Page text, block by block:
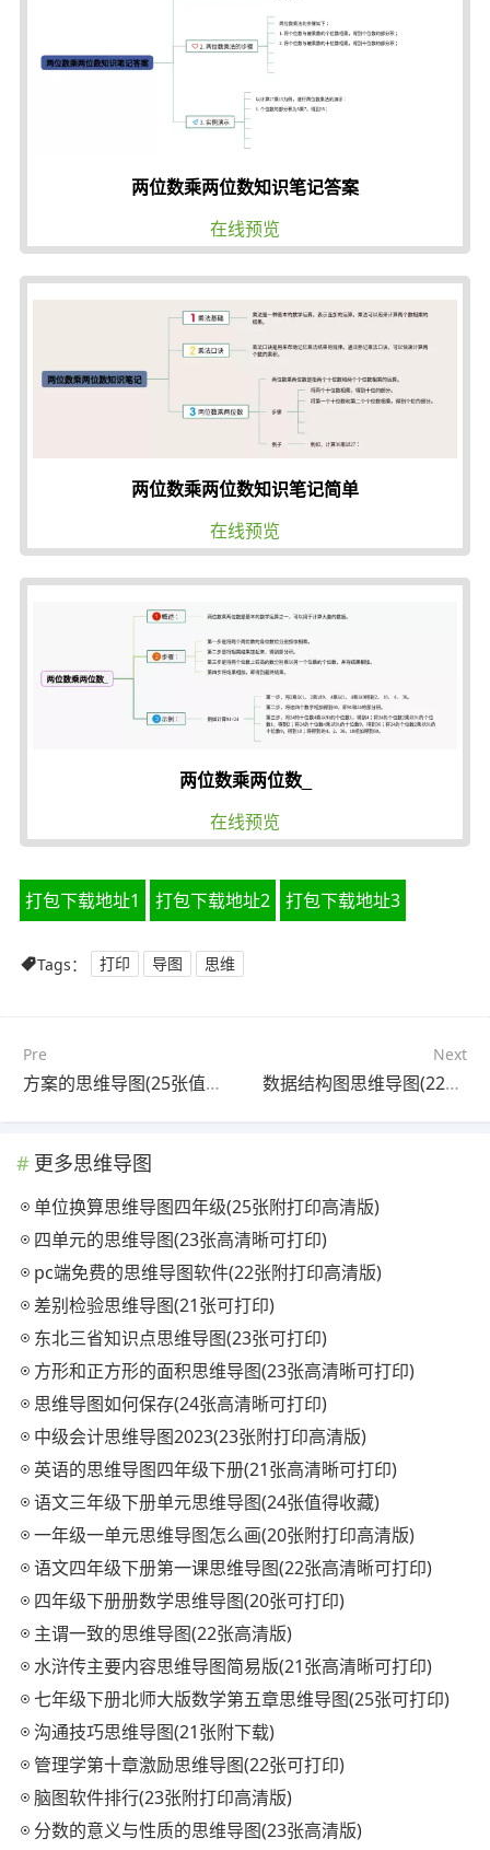
两位数乘两位数知识笔记答案
在线预览
两位数乘两位数知识笔记简单
在线预览
两位数乘两位数_
在线预览
打包下载地址1 打包下载地址2 打包下载地址3
Tags： 打印 导图 思维
Pre
方案的思维导图(25张值得收藏)
Next
数据结构图思维导图(22张精选版)
更多思维导图
单位换算思维导图四年级(25张附打印高清版)
四单元的思维导图(23张高清晰可打印)
pc端免费的思维导图软件(22张附打印高清版)
差别检验思维导图(21张可打印)
东北三省知识点思维导图(23张可打印)
方形和正方形的面积思维导图(23张高清晰可打印)
思维导图如何保存(24张高清晰可打印)
中级会计思维导图2023(23张附打印高清版)
英语的思维导图四年级下册(21张高清晰可打印)
语文三年级下册单元思维导图(24张值得收藏)
一年级一单元思维导图怎么画(20张附打印高清版)
语文四年级下册第一课思维导图(22张高清晰可打印)
四年级下册册数学思维导图(20张可打印)
主谓一致的思维导图(22张高清版)
水浒传主要内容思维导图简易版(21张高清晰可打印)
七年级下册北师大版数学第五章思维导图(25张可打印)
沟通技巧思维导图(21张附下载)
管理学第十章激励思维导图(22张可打印)
脑图软件排行(23张附打印高清版)
分数的意义与性质的思维导图(23张高清版)